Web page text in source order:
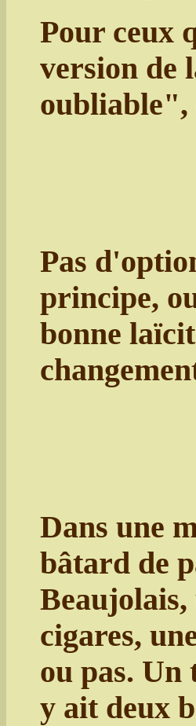
Pour ceux
version de
oubliable",
Pas
principe,
bonne
Dans une
bâtard de
cigares,
ou pas. Un
y ait deux